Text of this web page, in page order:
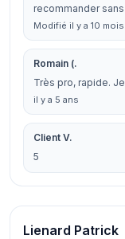
recommander
Modifié il y a 10 mois
Romain (.
Très pro, rapide.
il y a 5 ans
Client V.
5
Lienard Patrick